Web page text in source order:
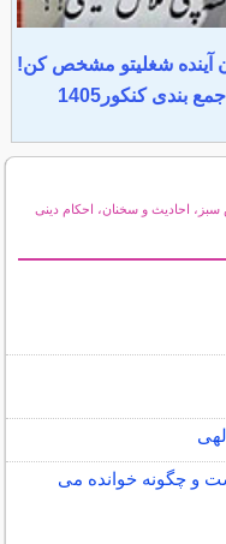
آینده شغلیتو مشخص کن!
جمع بندی کنکور1405
سبز، احادیث و سخنان، احکام دینی
و چگونه خوانده می